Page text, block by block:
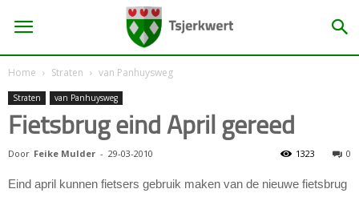
Home Straten van Panhuysweg
Straten van Panhuysweg
Fietsbrug eind April gereed
Door Feike Mulder - 29-03-2010 0
1323
Eind april kunnen fietsers gebruik maken van de nieuwe fietsbrug